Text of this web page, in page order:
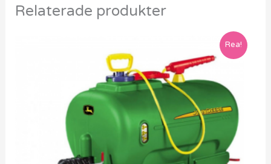
Relaterade produkter
Rea!